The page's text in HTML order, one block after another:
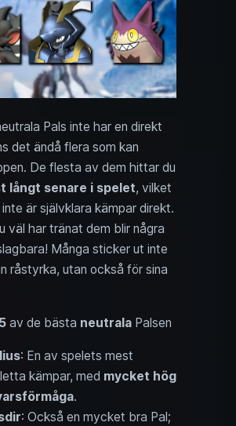
Pals inte har en direkt
det ändå flera som kan
De flesta av dem hittar du
långt senare i spelet, vilket
är självklara kämpar direkt.
väl har tränat dem blir några
Många sticker ut inte
råstyrka, utan också för sina
av de bästa neutrala Palsen
: En av spelets mest
kämpar, med mycket hög
.
: Också en mycket bra Pal;